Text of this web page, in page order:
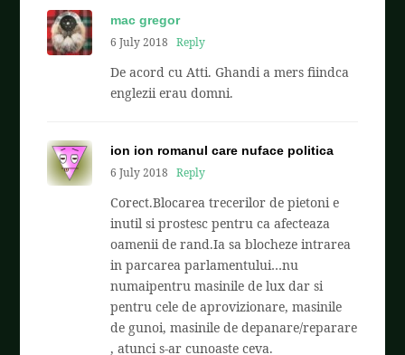
mac gregor
6 July 2018
Reply
De acord cu Atti. Ghandi a mers fiindca
englezii erau domni.
ion ion romanul care nuface politica
6 July 2018
Reply
Corect.Blocarea trecerilor de pietoni e
inutil si prostesc pentru ca afecteaza
oamenii de rand.Ia sa blocheze intrarea
in parcarea parlamentului…nu
numaipentru masinile de lux dar si
pentru cele de aprovizionare, masinile
de gunoi, masinile de depanare/reparare
, atunci s-ar cunoaste ceva.